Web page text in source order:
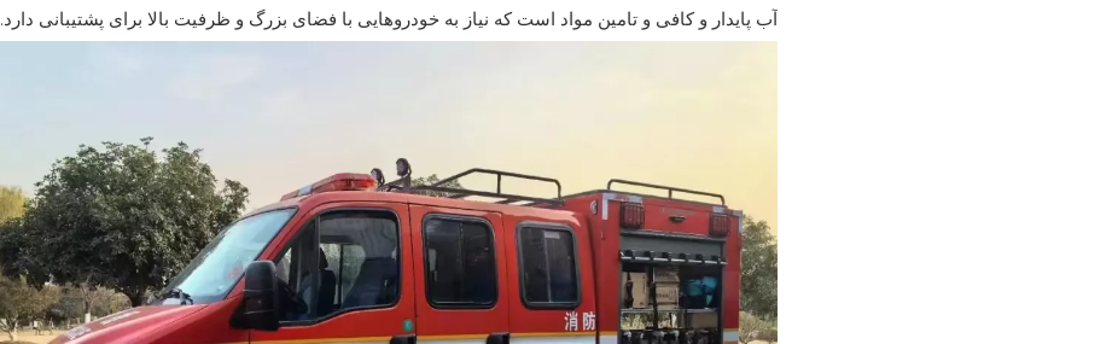
آب پایدار و کافی و تامین مواد است که نیاز به خودروهایی با فضای بزرگ و ظرفیت بالا برای پشتیبانی دارد.